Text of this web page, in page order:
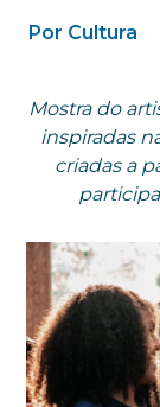
Por Cultura
Mostra do
inspiradas
criadas a